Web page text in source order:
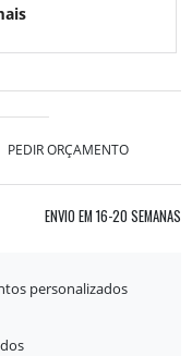
PEDIR ORÇAMENTO
ENVIO EM 16-20 SEMANAS
personalizados